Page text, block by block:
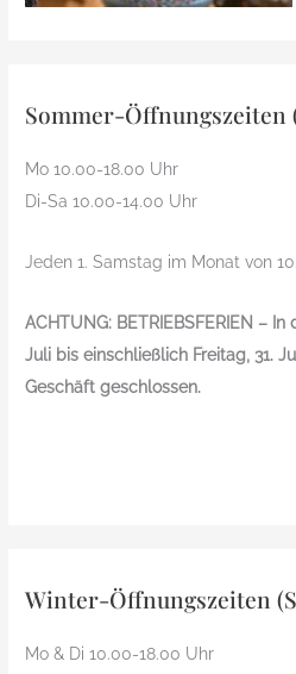
Sommer-Öffnungszeiten
Mo 10.00-18.00 Uhr
Di-Sa 10.00-14.00 Uhr
Jeden 1. Samstag im Monat von
ACHTUNG: BETRIEBSFERIEN –
Juli bis einschließlich Freitag, 31.
Geschäft geschlossen.
Winter-Öffnungszeiten
Mo & Di 10.00-18.00 Uhr